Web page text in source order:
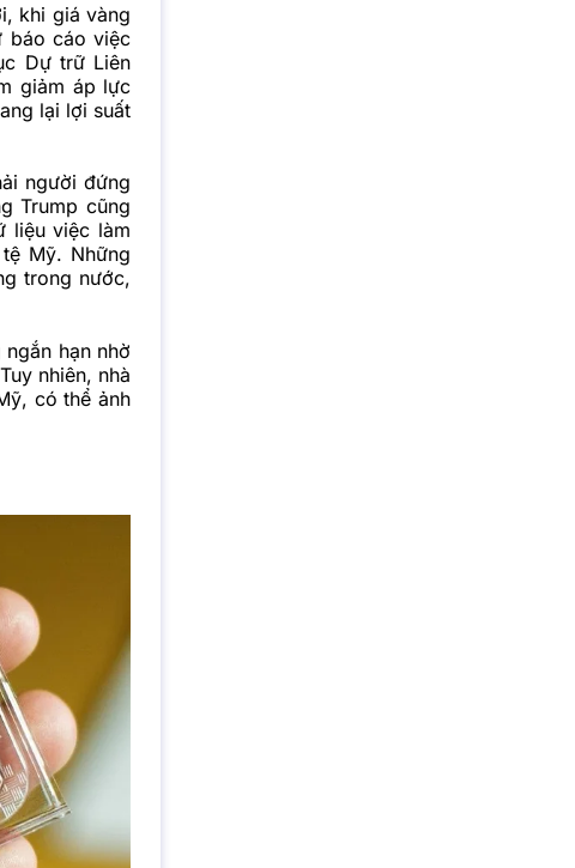
khi giá vàng
báo cáo việc
Dự trữ Liên
giảm áp lực
lại lợi suất
người đứng
Trump cũng
liệu việc làm
Mỹ. Những
trong nước,
hạn nhờ
nhiên, nhà
có thể ảnh